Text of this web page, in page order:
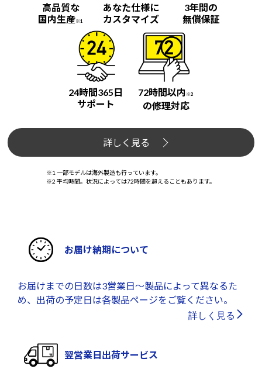
高品質な
国内生産※1
あなた仕様に
カスタマイズ
3年間の
無償保証
24時間365日
サポート
72時間以内 ※2
の修理対応
詳しく見る
※1 一部モデルは海外製造も行っています。
※2 平均時間。状況によっては72時間を超えることもあります。
お届け納期について
お届けまでの日数は3営業日～製品によって異なるた
め、出荷の予定日は各製品ページをご覧ください。
詳しく見る
翌営業日出荷サービス